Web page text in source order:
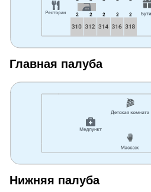
Главная палуба
Нижняя палуба